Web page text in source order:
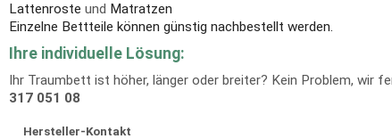
Lattenroste und Matratzen
Einzelne Bettteile können günstig nachbestellt werden.
Ihre individuelle Lösung:
Ihr Traumbett ist höher, länger oder breiter? Kein Problem, wir
317 051 08
Hersteller-Kontakt